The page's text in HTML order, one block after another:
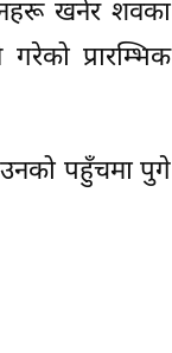
खनेर शवका
प्रारम्भिक
पहुँचमा पुगे